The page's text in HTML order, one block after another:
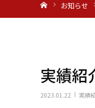
お知らせ
実績
2023.01.22 実績